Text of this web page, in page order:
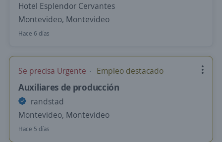
Hotel Esplendor Cervantes
Montevideo, Montevideo
Hace 6 días
Se precisa Urgente Empleo destacado
Auxiliares de producción
randstad
Montevideo, Montevideo
Hace 5 días